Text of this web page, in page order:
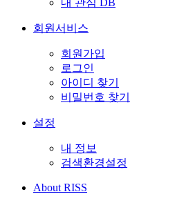
내 관심 DB
회원서비스
회원가입
로그인
아이디 찾기
비밀번호 찾기
설정
내 정보
검색환경설정
About RISS